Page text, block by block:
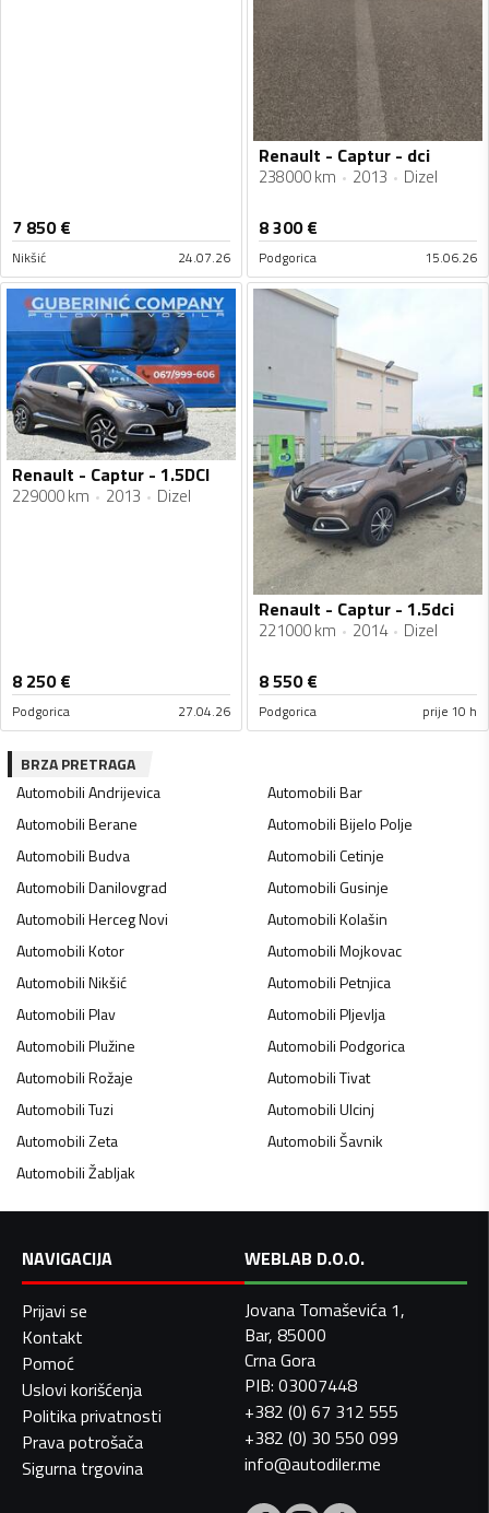
7 850€
Nikšić 24.07.26
Renault - Captur - dci
238000 km 2013 Dizel
8 300€
Podgorica 15.06.26
Renault - Captur - 1.5DCI
229000 km 2013 Dizel
8 250€
Podgorica 27.04.26
Renault - Captur - 1.5dci
221000 km 2014 Dizel
8 550€
Podgorica prije 10 h
BRZA PRETRAGA
AutomobiliAndrijevica AutomobiliBar
AutomobiliBerane AutomobiliBijelo Polje
AutomobiliBudva AutomobiliCetinje
AutomobiliDanilovgrad AutomobiliGusinje
AutomobiliHerceg Novi AutomobiliKolašin
AutomobiliKotor AutomobiliMojkovac
AutomobiliNikšić AutomobiliPetnjica
AutomobiliPlav AutomobiliPljevlja
AutomobiliPlužine AutomobiliPodgorica
AutomobiliRožaje AutomobiliTivat
AutomobiliTuzi AutomobiliUlcinj
AutomobiliZeta AutomobiliŠavnik
AutomobiliŽabljak
NAVIGACIJA
Prijavi se
Kontakt
Pomoć
Uslovi korišćenja
Politika privatnosti
Prava potrošača
Sigurna trgovina
WEBLAB D.O.O.
Jovana Tomaševića 1,
Bar, 85000
Crna Gora
PIB: 03007448
+382 (0) 67 312 555
+382 (0) 30 550 099
info@autodiler.me